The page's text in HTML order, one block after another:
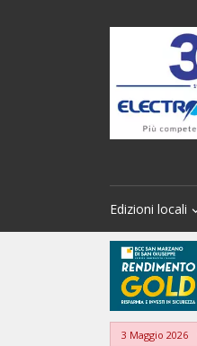
Edizioni locali
3 Maggio 2026